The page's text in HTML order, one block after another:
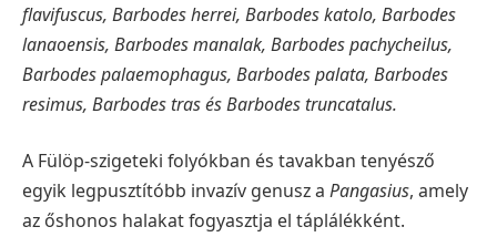
flavifuscus, Barbodes herrei, Barbodes katolo, Barbodes
lanaoensis, Barbodes manalak, Barbodes pachycheilus,
Barbodes palaemophagus, Barbodes palata, Barbodes
resimus, Barbodes tras és Barbodes truncatalus.
A Fülöp-szigeteki folyókban és tavakban tenyésző
egyik legpusztítóbb invazív genusz a Pangasius, amely
az őshonos halakat fogyasztja el táplálékként.